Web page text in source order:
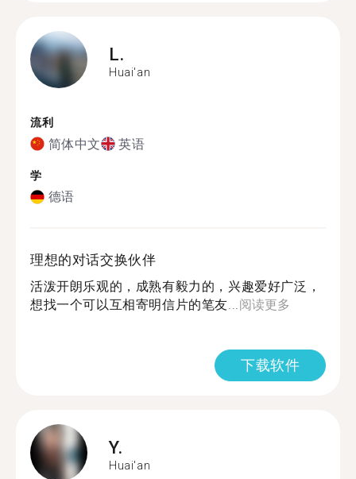
L.
Huai'an
流利
简体中文 英语
学
德语
理想的对话交换伙伴
活泼开朗乐观的，成熟有毅力的，兴趣爱好广泛，
想找一个可以互相寄明信片的笔友...阅读更多
下载软件
Y.
Huai'an